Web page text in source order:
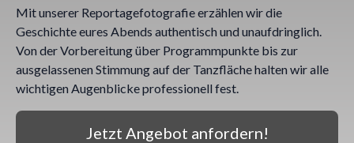
Mit unserer Reportagefotografie erzählen wir die
Geschichte eures Abends authentisch und unaufdringlich.
Von der Vorbereitung über Programmpunkte bis zur
ausgelassenen Stimmung auf der Tanzfläche halten wir alle
wichtigen Augenblicke professionell fest.
Jetzt Angebot anfordern!